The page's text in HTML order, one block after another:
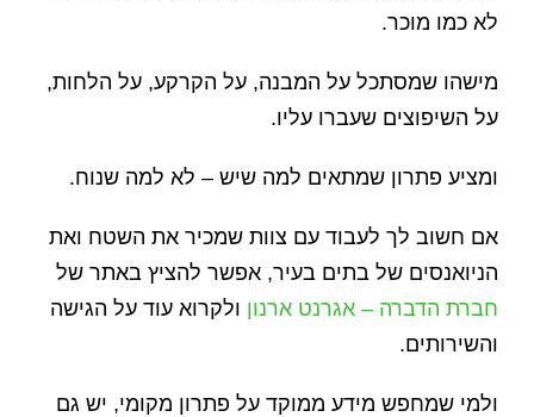
לא כמו מוכר.
מישהו שמסתכל על המבנה, על הקרקע, על הלחות,
על השיפוצים שעברו עליו.
ומציע פתרון שמתאים למה שיש – לא למה שנוח.
אם חשוב לך לעבוד עם צוות שמכיר את השטח ואת
הניואנסים של בתים בעיר, אפשר להציץ באתר של
חברת הדברה – אגרנט ארנון ולקרוא עוד על הגישה
והשירותים.
ולמי שמחפש מידע ממוקד על פתרון מקומי, יש גם